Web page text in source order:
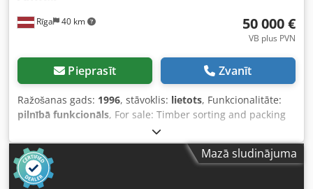
Rīga 40 km 50 000 €
VB plus PVN
Pieprasīt Zvanīt
Ražošanas gads: 1996, stāvoklis: lietots, Funkcionalitāte:
pilnībā funkcionāls, For sale: Timber sorting and packing
line. Visual sorting with end-trimming capability. Includes
six quality sorting belt bins. Cjdpjy Edbpsfx Alnjrf Available
for purchase in parts.
Mazā sludinājuma